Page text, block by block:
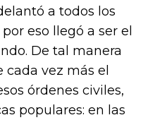
a todos los
eso llegó a ser el
De tal manera
vez más el
órdenes civiles,
populares: en las